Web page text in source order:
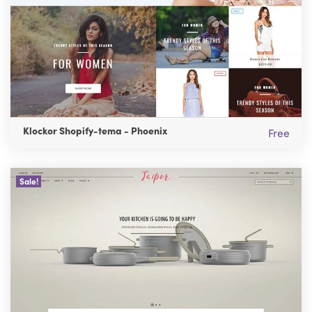
Klockor Shopify-tema - Phoenix Free
Sale!